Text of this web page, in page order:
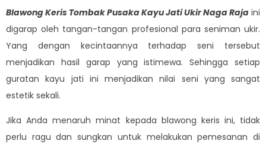
Blawong Keris Tombak Pusaka Kayu Jati Ukir Naga Raja ini
digarap oleh tangan-tangan profesional para seniman ukir.
Yang dengan kecintaannya terhadap seni tersebut
menjadikan hasil garap yang istimewa. Sehingga setiap
guratan kayu jati ini menjadikan nilai seni yang sangat
estetik sekali.
Jika Anda menaruh minat kepada blawong keris ini, tidak
perlu ragu dan sungkan untuk melakukan pemesanan di